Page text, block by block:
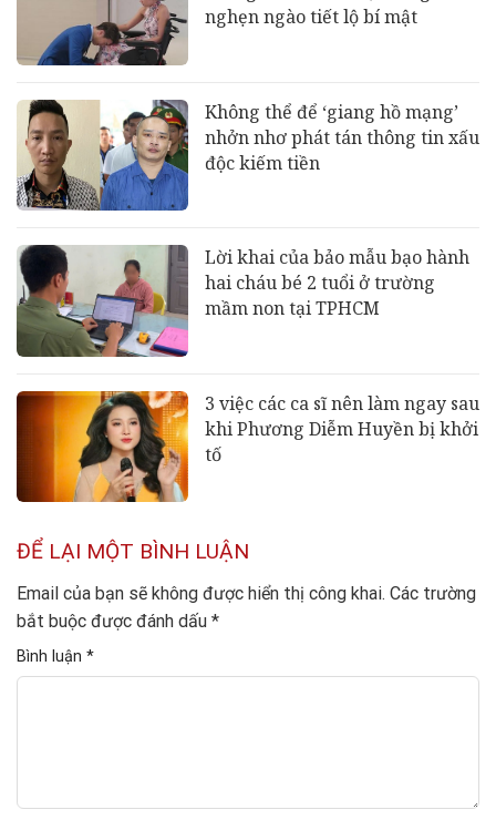
nghẹn ngào tiết lộ bí mật
Không thể để ‘giang hồ mạng’
nhởn nhơ phát tán thông tin xấu
độc kiếm tiền
Lời khai của bảo mẫu bạo hành
hai cháu bé 2 tuổi ở trường
mầm non tại TPHCM
3 việc các ca sĩ nên làm ngay sau
khi Phương Diễm Huyền bị khởi
tố
ĐỂ LẠI MỘT BÌNH LUẬN
Email của bạn sẽ không được hiển thị công khai. Các trường
bắt buộc được đánh dấu *
Bình luận *